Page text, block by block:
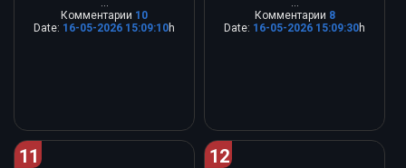
...
Комментарии 10
Date: 16-05-2026 15:09:10h
...
Комментарии 8
Date: 16-05-2026 15:09:30h
11 12